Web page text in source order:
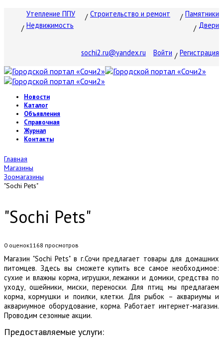
Утепление ППУ Строительство и ремонт
Памятники
Недвижимость
Двери
sochi2.ru@yandex.ru Войти Регистрация
Новости
Каталог
Объявления
Справочная
Журнал
Контакты
Главная
Магазины
Зоомагазины
"Sochi Pets"
"Sochi Pets"
0 оценок1168 просмотров
Магазин "Sochi Pets" в г.Сочи предлагает товары для домашних
питомцев. Здесь вы сможете купить все самое необходимое:
сухие и влажны корма, игрушки, лежанки и домики, средства по
уходу, ошейники, миски, переноски. Для птиц мы предлагаем
корма, кормушки и поилки, клетки. Для рыбок – аквариумы и
аквариумное оборудование, корма. Работает интернет-магазин.
Проводим сезонные акции.
Предоставляемые услуги: